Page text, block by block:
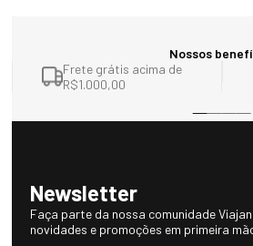
Nossos
Frete grátis acima de
R$1.000,00
Newsletter
Faça parte da nossa comunidade
novidades e promoções em primeira